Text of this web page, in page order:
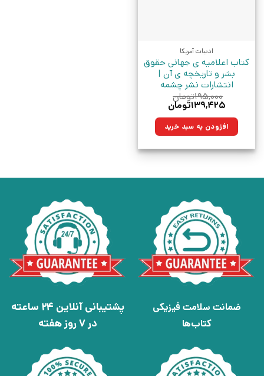
ادبیات آمریکا
کتاب اعلامیه ی جهانی حقوق
بشر و تاریخچه ی آن |
انتشارات نشر چشمه
۱۹۵,۰۰۰تومان
قیمت
۱۹۵,۰۰۰تومان
بود.
۱۳۹,۴۲۵تومان
۱۳۹,۴۲۵تومان.افزودن به سبد خرید
ضمانت سلامت فیزیکی
کتاب‌ها
پشتیبانی آنلاین 24 ساعته
در 7 روز هفته